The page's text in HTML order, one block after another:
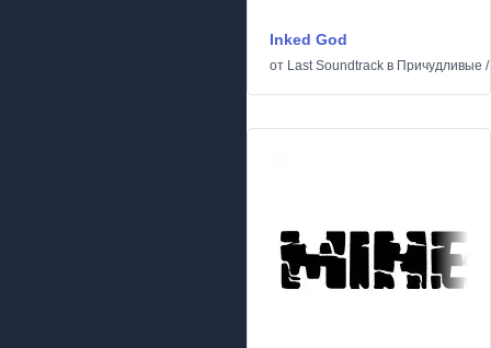
Inked God
от Last Soundtrack в Причудливые /